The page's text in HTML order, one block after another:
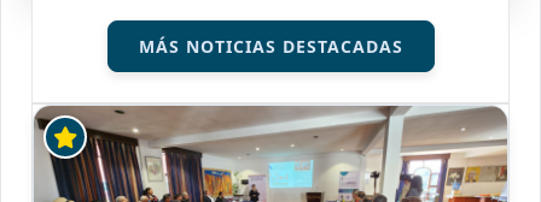
MÁS NOTICIAS DESTACADAS